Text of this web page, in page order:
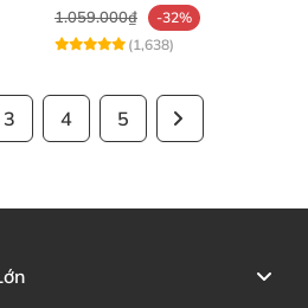
1.059.000₫
-32%
(1,638)
3 4 5